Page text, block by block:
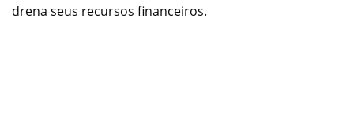
drena seus recursos financeiros.